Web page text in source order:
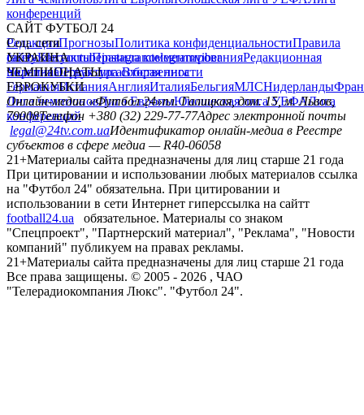
конференций
САЙТ ФУТБОЛ 24
РедакцияПрогнозыПолитика конфиденциальностиПравила
сайтуКонтактыПравила комментированияРедакционная
политикаСтруктура собственности
Соц. сети
facebookxyoutubeinstagramtelegramviber
УКРАИНА
УкраинаПервая лигаВторая лига
ЧЕМПИОНАТЫ
ГерманияИспанияАнглияИталияБельгияМЛСНидерланды
ЕВРОКУБКИ
Лига чемпионовЛига ЕвропыЮношеская лига УЕФАЛига
конференций
Онлайн-медиа «Футбол 24»пл. Галицкая, дом. 15, м. Львов,
79008Телефон +380 (32) 229-77-77Адрес электронной почты
legal@24tv.com.uaИдентификатор онлайн-медиа в Реестре
субъектов в сфере медиа — R40-06058
21+Материалы сайта предназначены для лиц старше 21 года
При цитировании и использовании любых материалов ссылка
на "Футбол 24" обязательна. При цитировании и
использовании в сети Интернет гиперссылка на сайтт
football24.ua
обязательное. Материалы со знаком
"Спецпроект", "Партнерский материал", "Реклама", "Новости
компаний" публикуем на правах рекламы.
21+Материалы сайта предназначены для лиц старше 21 года
Все права защищены. © 2005 - 2026 , ЧАО
"Телерадиокомпания Люкс". "Футбол 24".